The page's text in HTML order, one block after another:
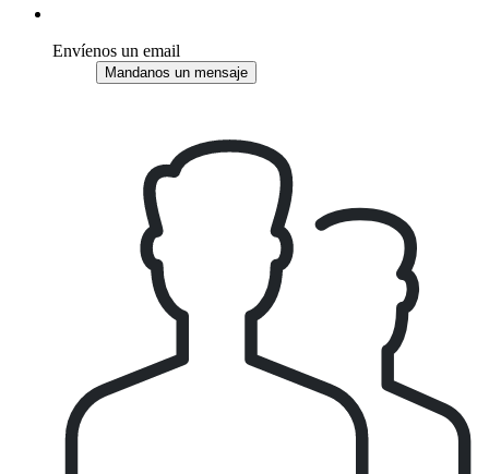
Envíenos un email
Mandanos un mensaje